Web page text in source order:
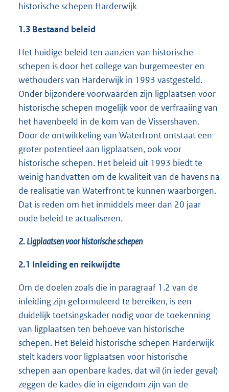
historische schepen Harderwijk
1.3 Bestaand beleid
Het huidige beleid ten aanzien van historische
schepen is door het college van burgemeester en
wethouders van Harderwijk in 1993 vastgesteld.
Onder bijzondere voorwaarden zijn ligplaatsen voor
historische schepen mogelijk voor de verfraaiing van
het havenbeeld in de kom van de Vissershaven.
Door de ontwikkeling van Waterfront ontstaat een
groter potentieel aan ligplaatsen, ook voor
historische schepen. Het beleid uit 1993 biedt te
weinig handvatten om de kwaliteit van de havens na
de realisatie van Waterfront te kunnen waarborgen.
Dat is reden om het inmiddels meer dan 20 jaar
oude beleid te actualiseren.
2. Ligplaatsen voor historische schepen
2.1 Inleiding en reikwijdte
Om de doelen zoals die in paragraaf 1.2 van de
inleiding zijn geformuleerd te bereiken, is een
duidelijk toetsingskader nodig voor de toekenning
van ligplaatsen ten behoeve van historische
schepen. Het Beleid historische schepen Harderwijk
stelt kaders voor ligplaatsen voor historische
schepen aan openbare kades, dat wil (in ieder geval)
zeggen de kades die in eigendom zijn van de